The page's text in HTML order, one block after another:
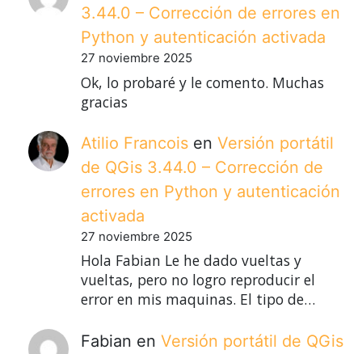
3.44.0 – Corrección de errores en
Python y autenticación activada
27 noviembre 2025
Ok, lo probaré y le comento. Muchas
gracias
Atilio Francois en Versión portátil
de QGis 3.44.0 – Corrección de
errores en Python y autenticación
activada
27 noviembre 2025
Hola Fabian Le he dado vueltas y
vueltas, pero no logro reproducir el
error en mis maquinas. El tipo de…
Fabian en Versión portátil de QGis